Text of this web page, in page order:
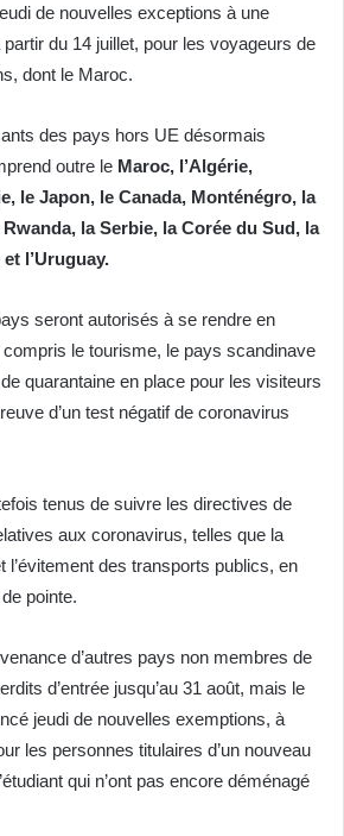
de nouvelles exceptions à une
partir du 14 juillet, pour les voyageurs de
dont le Maroc.
des pays hors UE désormais
outre le Maroc, l’Algérie,
le Japon, le Canada, Monténégro, la
la Serbie, la Corée du Sud, la
l’Uruguay.
seront autorisés à se rendre en
le tourisme, le pays scandinave
quarantaine en place pour les visiteurs
d’un test négatif de coronavirus
tenus de suivre les directives de
aux coronavirus, telles que la
l’évitement des transports publics, en
pointe.
d’autres pays non membres de
d’entrée jusqu’au 31 août, mais le
jeudi de nouvelles exemptions, à
les personnes titulaires d’un nouveau
qui n’ont pas encore déménagé